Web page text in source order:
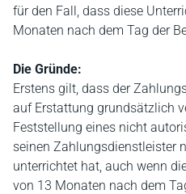
für den Fall, dass diese
Monaten nach dem Tag der
Die Gründe:
Erstens gilt, dass der
auf Erstattung grundsätzlich
Feststellung eines nicht
seinen Zahlungsdienstleister
unterrichtet hat, auch wenn
von 13 Monaten nach dem